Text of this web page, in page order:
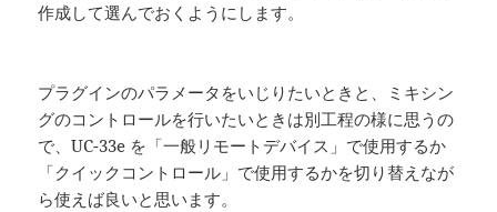
作成して選んでおくようにします。
プラグインのパラメータをいじりたいときと、ミキシン
グのコントロールを行いたいときは別工程の様に思うの
で、UC-33e を「一般リモートデバイス」で使用するか
「クイックコントロール」で使用するかを切り替えなが
ら使えば良いと思います。